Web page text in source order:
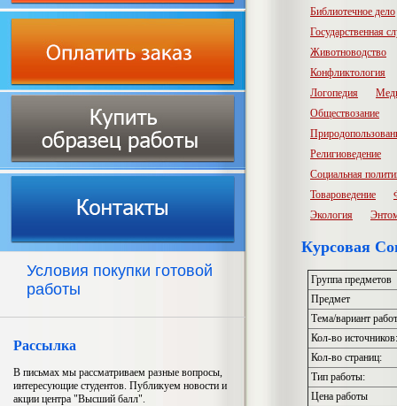
Условия покупки готовой
работы
Рассылка
В письмах мы рассматриваем разные вопросы,
интересующие студентов. Публикуем новости и
акции центра "Высший балл".
Библиотечное дело
Государственная
Животноводство
Конфликтология
Логопедия
Обществозание
Религиоведение
Социальная
Товароведение
Экология
Курсовая
Группа предметов
Предмет
Тема/вариант
Кол-во источников:
Кол-во страниц:
Тип работы:
Цена работы